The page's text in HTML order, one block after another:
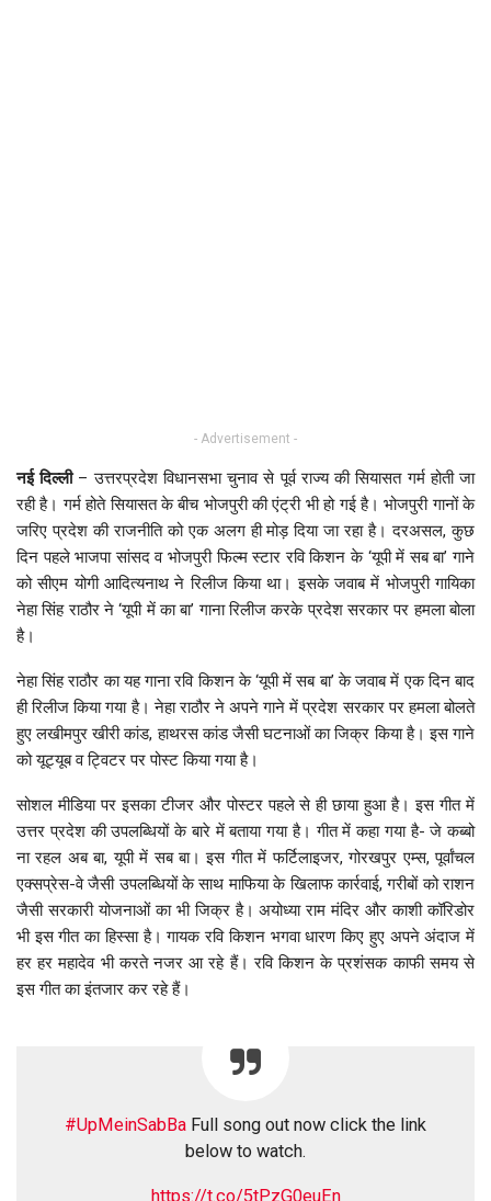
- Advertisement -
नई दिल्ली– उत्तरप्रदेश विधानसभा चुनाव से पूर्व राज्य की सियासत गर्म होती जा
रही है। गर्म होते सियासत के बीच भोजपुरी की एंट्री भी हो गई है। भोजपुरी गानों के
जरिए प्रदेश की राजनीति को एक अलग ही मोड़ दिया जा रहा है। दरअसल, कुछ
दिन पहले भाजपा सांसद व भोजपुरी फिल्म स्टार रवि किशन के ‘यूपी में सब बा’ गाने
को सीएम योगी आदित्यनाथ ने रिलीज किया था। इसके जवाब में भोजपुरी गायिका
नेहा सिंह राठौर ने ‘यूपी में का बा’ गाना रिलीज करके प्रदेश सरकार पर हमला बोला
है।
नेहा सिंह राठौर का यह गाना रवि किशन के ‘यूपी में सब बा’ के जवाब में एक दिन बाद
ही रिलीज किया गया है। नेहा राठौर ने अपने गाने में प्रदेश सरकार पर हमला बोलते
हुए लखीमपुर खीरी कांड, हाथरस कांड जैसी घटनाओं का जिक्र किया है। इस गाने
को यूट्यूब व ट्विटर पर पोस्ट किया गया है।
सोशल मीडिया पर इसका टीजर और पोस्टर पहले से ही छाया हुआ है। इस गीत में
उत्तर प्रदेश की उपलब्धियों के बारे में बताया गया है। गीत में कहा गया है- जे कब्बो
ना रहल अब बा, यूपी में सब बा। इस गीत में फर्टिलाइजर, गोरखपुर एम्स, पूर्वांचल
एक्सप्रेस-वे जैसी उपलब्धियों के साथ माफिया के खिलाफ कार्रवाई, गरीबों को राशन
जैसी सरकारी योजनाओं का भी जिक्र है। अयोध्या राम मंदिर और काशी कॉरिडोर
भी इस गीत का हिस्सा है। गायक रवि किशन भगवा धारण किए हुए अपने अंदाज में
हर हर महादेव भी करते नजर आ रहे हैं। रवि किशन के प्रशंसक काफी समय से
इस गीत का इंतजार कर रहे हैं।
#UpMeinSabBa Full song out now click the link
below to watch.
https://t.co/5tPzG0euEn